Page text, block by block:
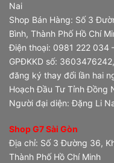
Nai
Shop Bán Hàng: Số 3
Bình, Thành Phố Hồ Chí
Điện thoại: 0981 222 034
GPĐKKD số:
đăng ký thay đổi lần hai
Hoạch Đầu Tư Tỉnh Đồng
Người đại diện: Đặng Li
Shop G7 Sài Gòn
Địa chỉ: Số 3 Đường 36,
Thành Phố Hồ Chí Minh